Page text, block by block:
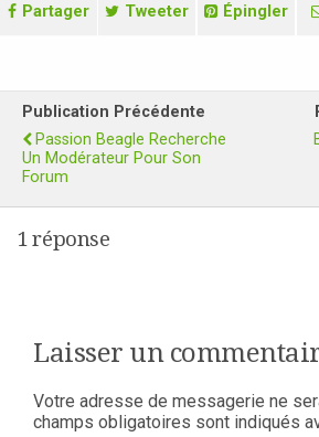
Partager Tweeter Épingler
Publication Précédente
Passion Beagle Recherche
Un Modérateur Pour Son
Forum
1 réponse
Laisser un
Votre adresse de messagerie ne
champs obligatoires sont indiqués